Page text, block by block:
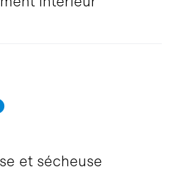
et sécheuse